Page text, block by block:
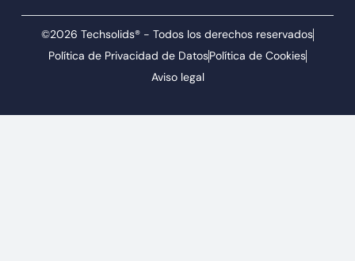
©2026 Techsolids® - Todos los derechos reservados
Política de Privacidad de DatosPolítica de Cookies
Aviso legal